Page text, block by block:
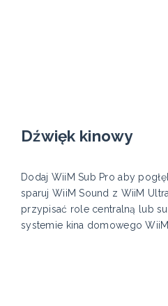
Dźwięk kinowy
Dodaj WiiM Sub Pro aby
sparuj WiiM Sound z WiiM
przypisać role centralną lub
systemie kina domowego WiiM.